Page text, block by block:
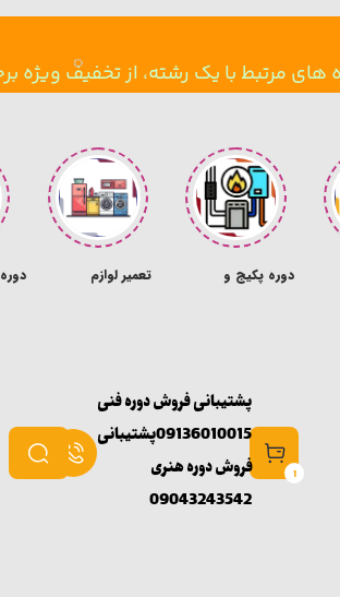
مرتبط با یک رشته، از تخفیف ویژه
دوره پکیج و
تعمیر لوازم
1
پشتیبانی فروش دوره فنی
09136010015پشتیبانی
فروشدوره هنری
09043243542